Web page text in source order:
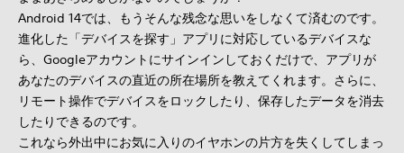
Android 14では、もうそんな残念な思いをしなくて済むのです。
進化した「デバイスを探す」アプリに対応しているデバイスな
ら、Googleアカウントにサインインしておくだけで、アプリが
あなたのデバイスの直近の所在場所を教えてくれます。さらに、
リモート操作でデバイスをロックしたり、保存したデータを消去
したりできるのです。
これなら外出中にお気に入りのイヤホンの片方を失くしてしまっ